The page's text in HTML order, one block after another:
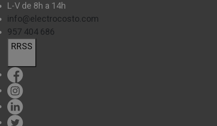
L-V de 8h a 14h
info@electrocosto.com
957 404 686
RRSS